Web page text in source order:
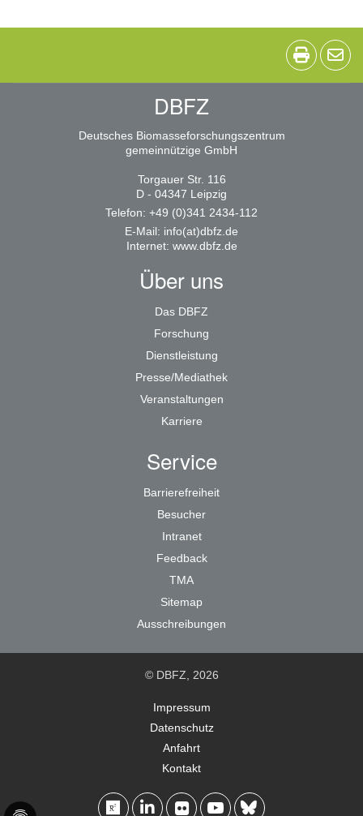
DBFZ
Deutsches Biomasseforschungszentrum
gemeinnützige GmbH
Torgauer Str. 116
D - 04347 Leipzig
Telefon: +49 (0)341 2434-112
E-Mail: info(at)dbfz.de
Internet: www.dbfz.de
Über uns
Das DBFZ
Forschung
Dienstleistung
Presse/Mediathek
Veranstaltungen
Karriere
Service
Barrierefreiheit
Besucher
Intranet
Feedback
TMA
Sitemap
Ausschreibungen
© DBFZ, 2026
Impressum
Datenschutz
Anfahrt
Kontakt